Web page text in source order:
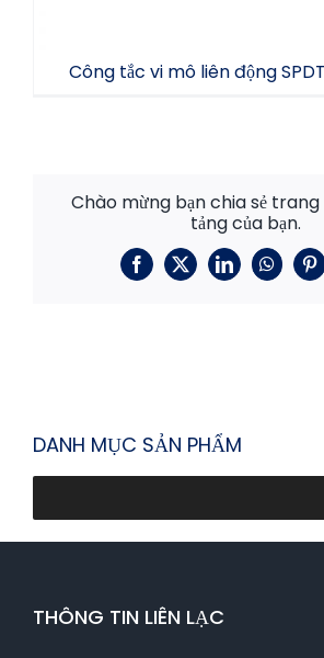
Công tắc vi mô liên động
Chào mừng bạn chia sẻ trang
tảng của bạn.
Facebook
X LinkedIn
DANH MỤC SẢN PHẨM
THÔNG TIN LIÊN LẠC